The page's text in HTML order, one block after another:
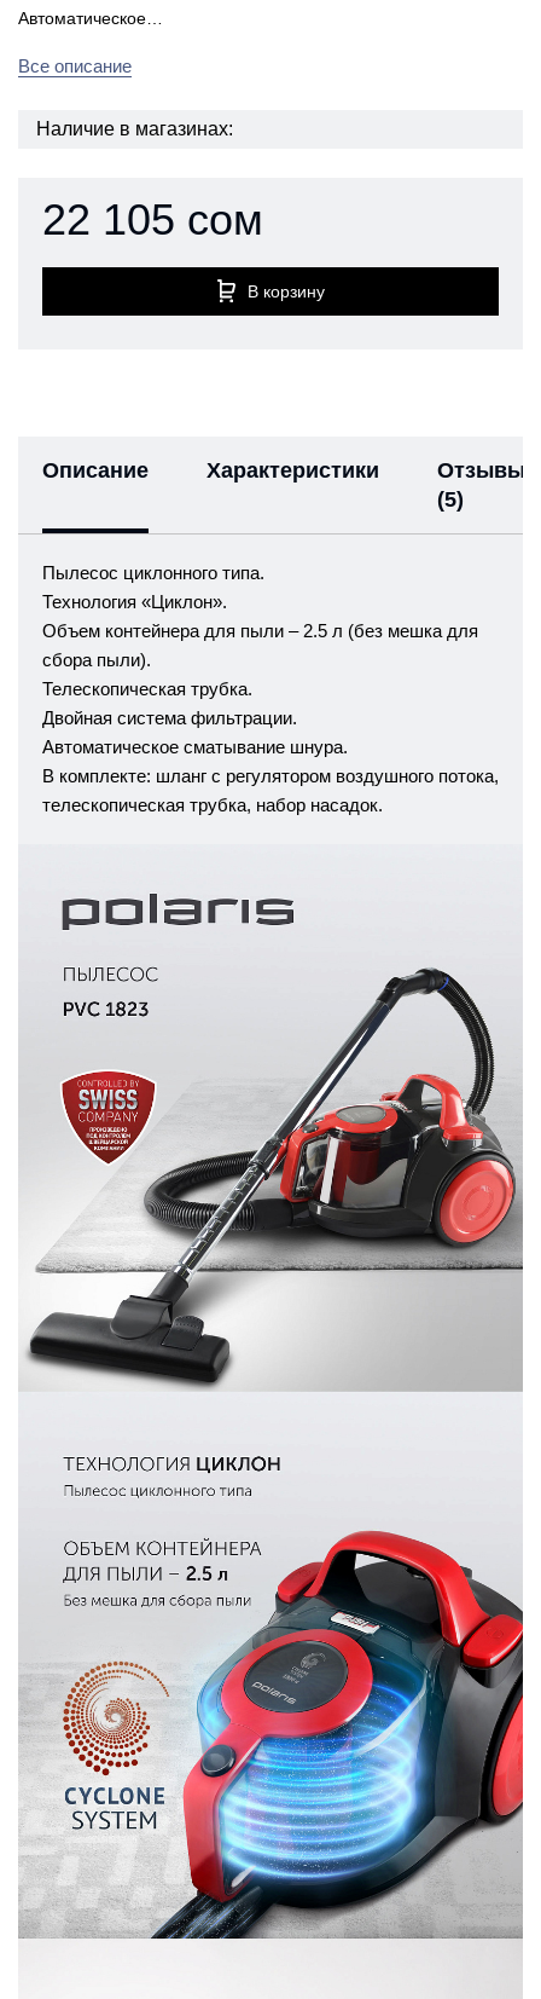
Автоматическое…
Все описание
Наличие в магазинах:
22 105 сом
В корзину
Описание Характеристики
Отзывы
(5)
Пылесос циклонного типа.
Технология «Циклон».
Объем контейнера для пыли – 2.5 л (без мешка для
сбора пыли).
Телескопическая трубка.
Двойная система фильтрации.
Автоматическое сматывание шнура.
В комплекте: шланг с регулятором воздушного потока,
телескопическая трубка, набор насадок.